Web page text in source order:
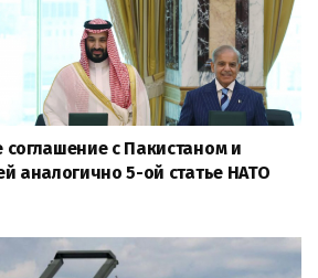
с Пакистаном и
аналогично 5-ой статье НАТО